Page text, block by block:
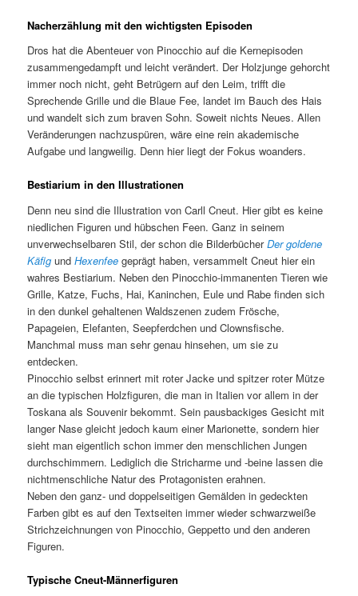
Nacherzählung mit den wichtigsten Episoden
Dros hat die Abenteuer von Pinocchio auf die Kernepisoden
zusammengedampft und leicht verändert. Der Holzjunge gehorcht
immer noch nicht, geht Betrügern auf den Leim, trifft die
Sprechende Grille und die Blaue Fee, landet im Bauch des Hais
und wandelt sich zum braven Sohn. Soweit nichts Neues. Allen
Veränderungen nachzuspüren, wäre eine rein akademische
Aufgabe und langweilig. Denn hier liegt der Fokus woanders.
Bestiarium in den Illustrationen
Denn neu sind die Illustration von Carll Cneut. Hier gibt es keine
niedlichen Figuren und hübschen Feen. Ganz in seinem
unverwechselbaren Stil, der schon die BilderbücherDer goldene
KäfigundHexenfee geprägt haben, versammelt Cneut hier ein
wahres Bestiarium. Neben den Pinocchio-immanenten Tieren wie
Grille, Katze, Fuchs, Hai, Kaninchen, Eule und Rabe finden sich
in den dunkel gehaltenen Waldszenen zudem Frösche,
Papageien, Elefanten, Seepferdchen und Clownsfische.
Manchmal muss man sehr genau hinsehen, um sie zu
entdecken.
Pinocchio selbst erinnert mit roter Jacke und spitzer roter Mütze
an die typischen Holzfiguren, die man in Italien vor allem in der
Toskana als Souvenir bekommt. Sein pausbackiges Gesicht mit
langer Nase gleicht jedoch kaum einer Marionette, sondern hier
sieht man eigentlich schon immer den menschlichen Jungen
durchschimmern. Lediglich die Stricharme und -beine lassen die
nichtmenschliche Natur des Protagonisten erahnen.
Neben den ganz- und doppelseitigen Gemälden in gedeckten
Farben gibt es auf den Textseiten immer wieder schwarzweiße
Strichzeichnungen von Pinocchio, Geppetto und den anderen
Figuren.
Typische Cneut-Männerfiguren